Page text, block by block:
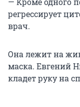
регрессирует
врач.
Она лежит на
маска. Евгений
кладет руку на